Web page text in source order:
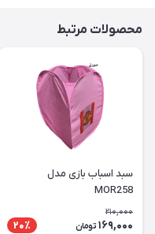
محصولات مرتبط
سبد اسباب بازی مدل
MOR258
210,000
169,000 تومان 20٪